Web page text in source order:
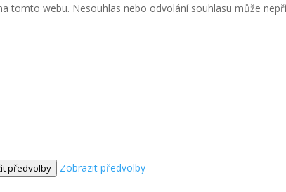
tomto webu. Nesouhlas nebo odvolání souhlasu může
předvolby
Zobrazit předvolby